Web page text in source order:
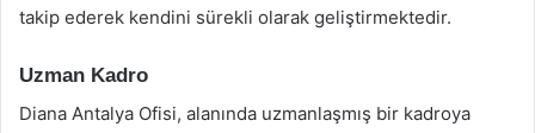
takip ederek kendini sürekli olarak geliştirmektedir.
Uzman Kadro
Diana Antalya Ofisi, alanında uzmanlaşmış bir kadroya